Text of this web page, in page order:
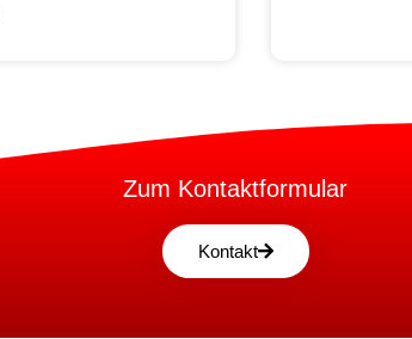
Zum Kontaktformular
Kontakt